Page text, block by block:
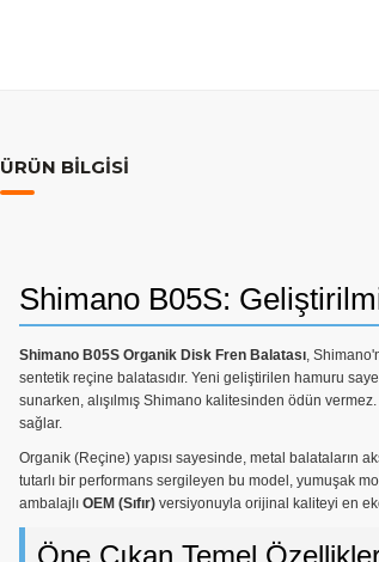
ÜRÜN BILGISI
Shimano B05S:
Shimano B05S Organik Disk Fren Balatası,
sentetik reçine balatasıdır. Yeni geliştirilen hamuru
sunarken, alışılmış Shimano kalitesinden ödün
sağlar.
Organik (Reçine) yapısı sayesinde, metal balataların
tutarlı bir performans sergileyen bu model, yumuşak
ambalajlı OEM (Sıfır) versiyonuyla orijinal kaliteyi en
Öne Çıkan Temel